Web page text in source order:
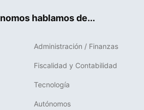
hablamos de...
Administración / Finanzas
Fiscalidad y Contabilidad
Tecnología
Autónomos